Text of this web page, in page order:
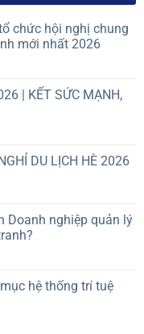
chức hội nghị chung
mới nhất 2026
| KẾT SỨC MẠNH,
DU LỊCH HÈ 2026
Doanh nghiệp quản lý
hệ thống trí tuệ